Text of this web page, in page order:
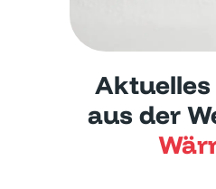
Aktuelles
aus der